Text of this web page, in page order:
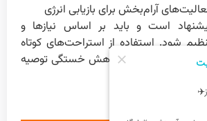
آرام‌بخش برای بازیابی انرژی
است و باید بر اساس نیازها و
شود. استفاده از استراحت‌های کوتاه
برای بهبود تمرکز و کاهش خستگی توصیه